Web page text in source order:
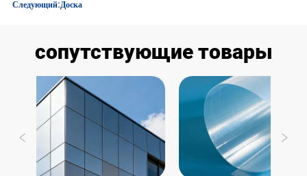
Следующий:Доска
сопутствующие товары